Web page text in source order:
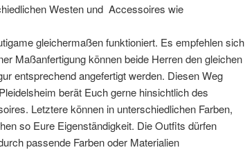
Westen und Accessoires wie
gleichermaßen funktioniert. Es empfehlen sich
Maßanfertigung können beide Herren den gleichen
entsprechend angefertigt werden. Diesen Weg
berät Euch gerne hinsichtlich des
Letztere können in unterschiedlichen Farben,
so Eure Eigenständigkeit. Die Outfits dürfen
passende Farben oder Materialien